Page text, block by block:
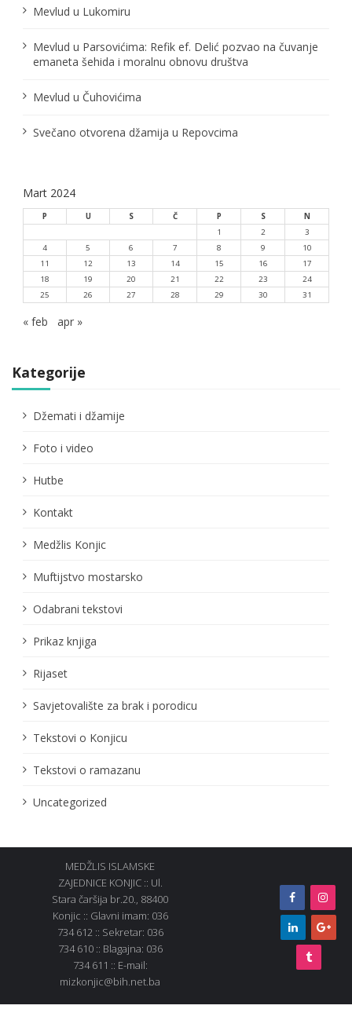
Mevlud u Lukomiru
Mevlud u Parsovićima: Refik ef. Delić pozvao na čuvanje
emaneta šehida i moralnu obnovu društva
Mevlud u Čuhovićima
Svečano otvorena džamija u Repovcima
Mart 2024
P U S Č P S
N
1
2
3
4
5 6 7 8 9
10
11
12 13 14 15 16
17
18
19 20 21 22 23
24
25
26 27 28 29 30 31
« feb apr »
Kategorije
Džemati i džamije
Foto i video
Hutbe
Kontakt
Medžlis Konjic
Muftijstvo mostarsko
Odabrani tekstovi
Prikaz knjiga
Rijaset
Savjetovalište za brak i porodicu
Tekstovi o Konjicu
Tekstovi o ramazanu
Uncategorized
MEDŽLIS ISLAMSKE
ZAJEDNICE KONJIC :: Ul.
Stara čaršija br.20., 88400
Konjic :: Glavni imam: 036
734 612 :: Sekretar: 036
734 610 :: Blagajna: 036
734 611 :: E-mail:
mizkonjic@bih.net.ba